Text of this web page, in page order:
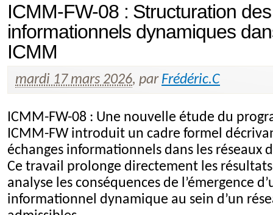
ICMM-FW-08 : Structuration
informationnels dynamiques
ICMM
mardi 17 mars 2026, par Frédéric.C
ICMM-FW-08 : Une nouvelle étude du
ICMM-FW introduit un cadre formel
échanges informationnels dans les réseaux
Ce travail prolonge directement les
analyse les conséquences de l’émergence
informationnel dynamique au sein d’un